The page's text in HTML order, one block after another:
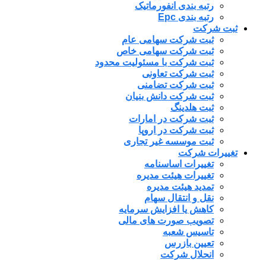
رتبه بندی انفورماتیک
رتبه بندی Epc
ثبت شرکت
ثبت شرکت سهامی عام
ثبت شرکت سهامی خاص
ثبت شرکت با مسئولیت محدود
ثبت شرکت تعاونی
ثبت شرکت تضامنی
ثبت شرکت دانش بنیان
ثبت هلدینگ
ثبت شرکت در امارات
ثبت شرکت در اروپا
ثبت موسسه غیر تجاری
تغییرات شرکت
تغییرات اساسنامه
تغییرات هیئت مدیره
تمدید هیئت مدیره
نقل و انتقال سهام
کاهش یا افزایش سرمایه
تصویب صورت های مالی
تاسیس شعبه
تعیین بازرس
انحلال شرکت